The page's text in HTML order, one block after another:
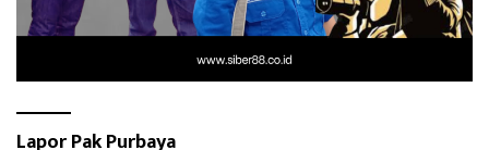
Lapor Pak Purbaya